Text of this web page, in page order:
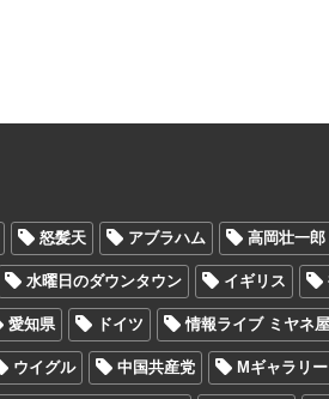
怒髪天 アブラハム 高岡壮一郎
水曜日のダウンタウン イギリス
愛知県 ドイツ 情報ライブ ミヤネ屋
ウイグル 中国共産党 Mギャラリー